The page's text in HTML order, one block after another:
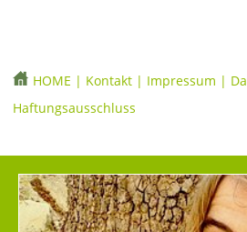
HOME | Kontakt | Impressum |
Haftungsausschluss